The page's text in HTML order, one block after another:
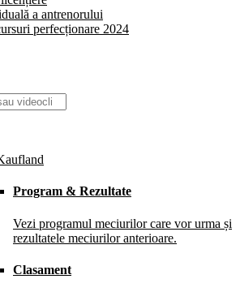
a antrenorului
perfecționare 2024
Program & Rezultate
Vezi programul meciurilor care vor urma și
rezultatele meciurilor anterioare.
Clasament